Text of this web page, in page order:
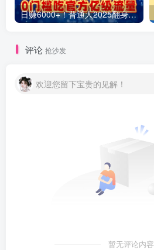
日赚6000+！普通人2025翻身必做项目，抖音Ai无人直播躺赚新风口，0门槛吃官方亿级流量
评论 抢沙发
欢迎您留下宝贵的见解！
暂无评论内容